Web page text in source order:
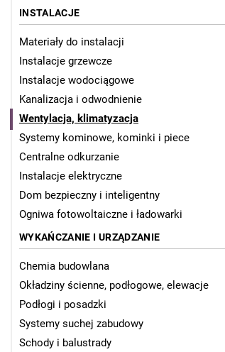
INSTALACJE
Materiały do instalacji
Instalacje grzewcze
Instalacje wodociągowe
Kanalizacja i odwodnienie
Wentylacja, klimatyzacja
Systemy kominowe, kominki i piece
Centralne odkurzanie
Instalacje elektryczne
Dom bezpieczny i inteligentny
Ogniwa fotowoltaiczne i ładowarki
WYKAŃCZANIE I URZĄDZANIE
Chemia budowlana
Okładziny ścienne, podłogowe, elewacje
Podłogi i posadzki
Systemy suchej zabudowy
Schody i balustrady